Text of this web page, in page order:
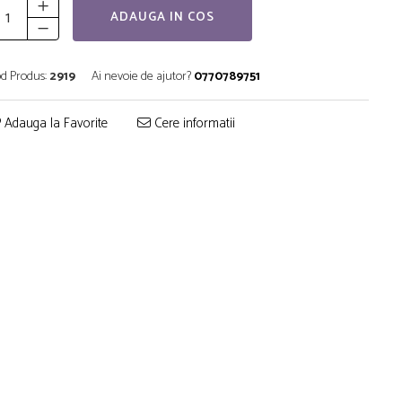
ADAUGA IN COS
Produs:2919 Ai nevoie de ajutor?0770789751
Adauga la Favorite Cere informatii